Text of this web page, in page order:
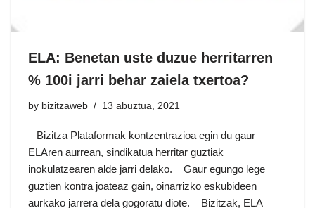
ELA: Benetan uste duzue herritarren
% 100i jarri behar zaiela txertoa?
by bizitzaweb 13 abuztua, 2021
Bizitza Plataformak kontzentrazioa egin du gaur
ELAren aurrean, sindikatua herritar guztiak
inokulatzearen alde jarri delako. Gaur egungo lege
guztien kontra joateaz gain, oinarrizko eskubideen
aurkako jarrera dela gogoratu diote. Bizitzak, ELA